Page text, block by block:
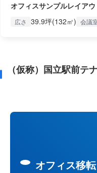
オフィスサンプルレイア
広さ 39.9坪(132㎡) 会議
（仮称）国立駅前テ
オフィス移